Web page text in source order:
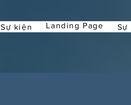
Sự kiện Landing Page Sự